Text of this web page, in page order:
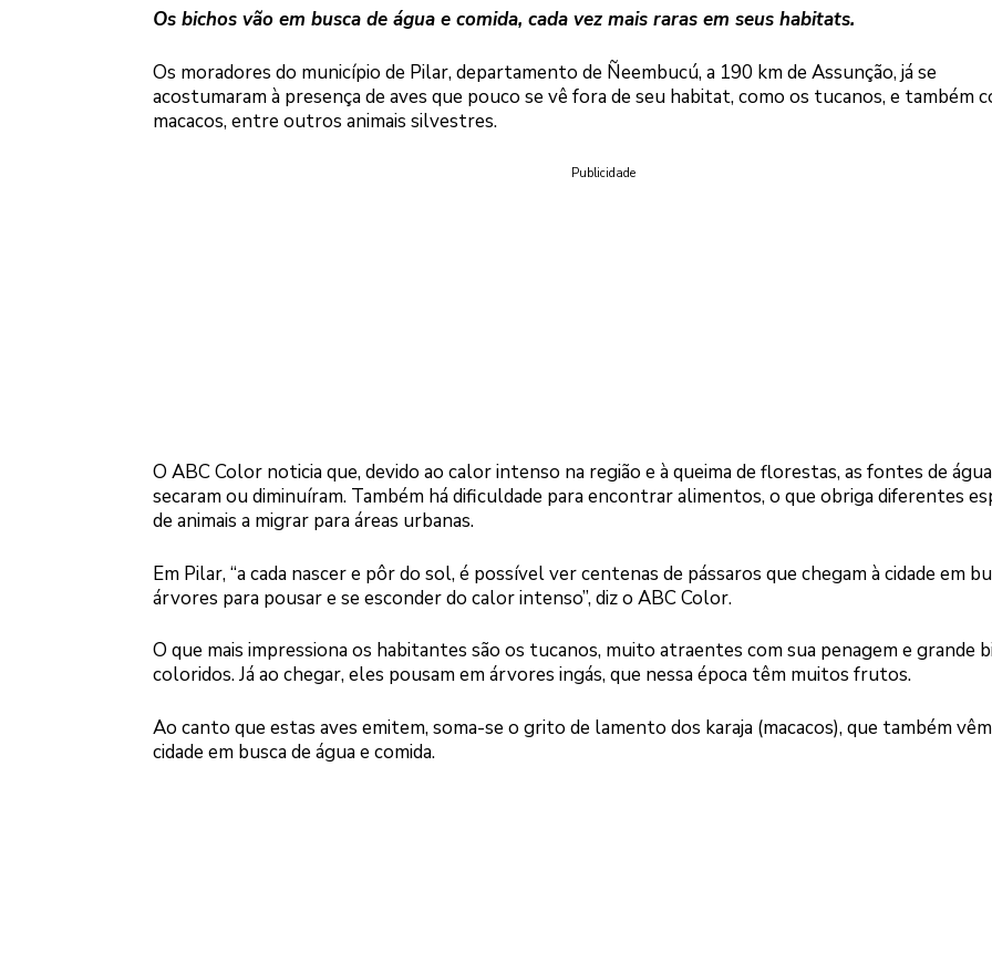
Os bichos vão em busca de água e comida, cada vez mais raras em seus habitats.
Os moradores do município de Pilar, departamento de Ñeembucú, a 190 km de Assunção, já se
acostumaram à presença de aves que pouco se vê fora de seu habitat, como os tucanos, e também
macacos, entre outros animais silvestres.
Publicidade
O ABC Color noticia que, devido ao calor intenso na região e à queima de florestas, as fontes de água
secaram ou diminuíram. Também há dificuldade para encontrar alimentos, o que obriga diferentes
de animais a migrar para áreas urbanas.
Em Pilar, “a cada nascer e pôr do sol, é possível ver centenas de pássaros que chegam à cidade em
árvores para pousar e se esconder do calor intenso”, diz o ABC Color.
O que mais impressiona os habitantes são os tucanos, muito atraentes com sua penagem e grande
coloridos. Já ao chegar, eles pousam em árvores ingás, que nessa época têm muitos frutos.
Ao canto que estas aves emitem, soma-se o grito de lamento dos karaja (macacos), que também
cidade em busca de água e comida.